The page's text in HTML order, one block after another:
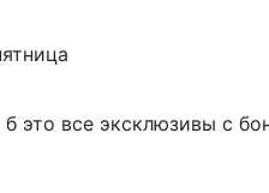
это все эксклюзивы с